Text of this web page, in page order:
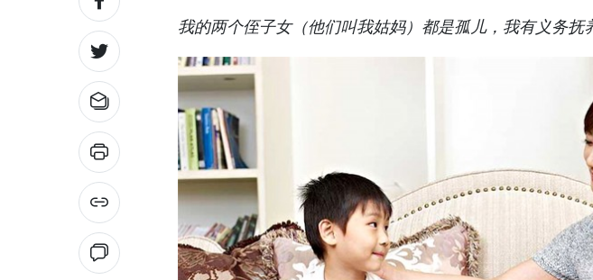
我的两个侄子女（他们叫我姑妈）都是孤儿，我有义务抚